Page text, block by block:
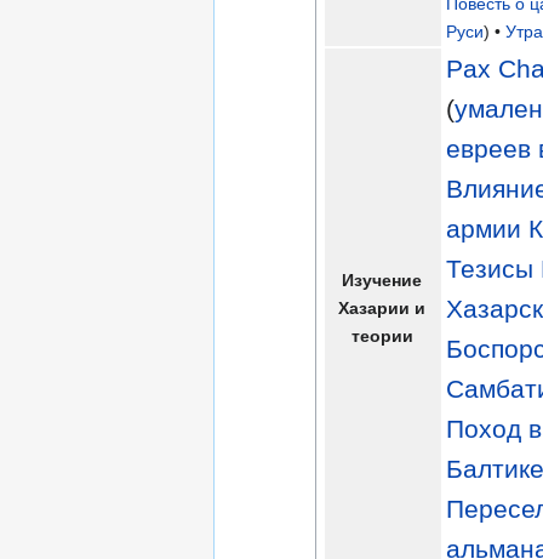
Руси) •
Изучение
Хазарии и
теории
Pax
(
евреев
армии
Тезисы
Поход